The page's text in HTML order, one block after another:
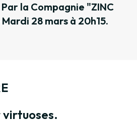
la Compagnie "ZINC
28 mars à 20h15.